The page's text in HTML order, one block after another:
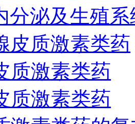
分泌及生殖
皮质激素类药
质激素类药
质激素类药